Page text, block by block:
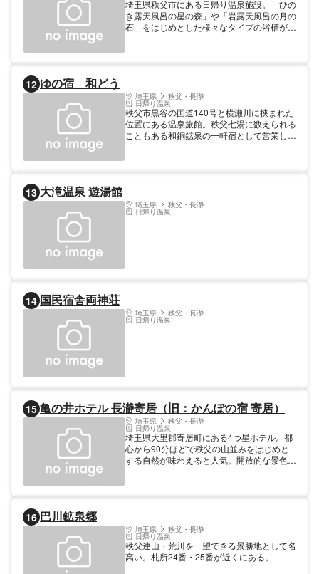
埼玉県秩父市にある日帰り温泉施設。「ひの
き露天風呂の星の森」や「岩露天風呂の月の
石」をはじめとした様々なタイプの浴槽があ
もできる。
12 ゆの宿 和どう
埼玉県 秩父・長瀞
日帰り温泉
秩父市黒谷の国道140号と横瀬川に挟まれた
位置にある温泉旅館。秩父七湯に数えられる
こともある和銅鉱泉の一軒宿として営業して
意。玄関横にはこの地にゆかりを持つ貨幣・
和同開珎のモニュメントも置かれている。
13 大滝温泉 遊湯館
埼玉県 秩父・長瀞
日帰り温泉
14 国民宿舎両神荘
埼玉県 秩父・長瀞
日帰り温泉
15 亀の井ホテル 長瀞寄居（旧：かんぽの宿 寄居）
埼玉県 秩父・長瀞
日帰り温泉
埼玉県大里郡寄居町にある4つ星ホテル。都
心から90分ほどで秩父の山並みをはじめと
する自然が味わえると人気。開放的な景色が
きる。貸切風呂あり。日帰りでの入浴も可
能。
16 巴川鉱泉郷
埼玉県 秩父・長瀞
日帰り温泉
秩父連山・荒川を一望できる景勝地として名
高い。札所24番・25番が近くにある。